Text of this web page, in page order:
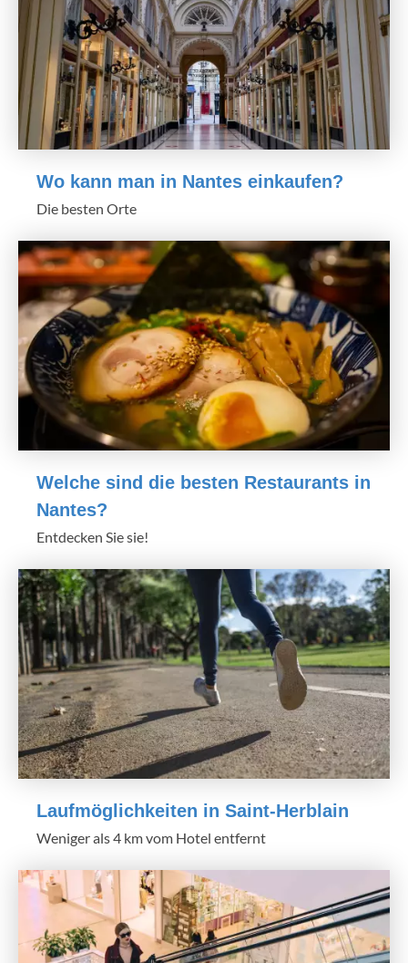
Wo kann man in Nantes einkaufen?
Die besten Orte
Welche sind die besten Restaurants in
Nantes?
Entdecken Sie sie!
Laufmöglichkeiten in Saint-Herblain
Weniger als 4 km vom Hotel entfernt